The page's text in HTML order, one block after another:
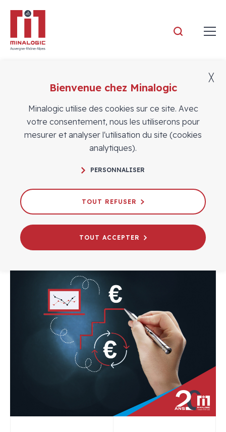
Actualités
une levée de fonds réussie
CROISSANCE INNOVATION
Bienvenue chez Minalogic
Minalogic utilise des cookies sur ce site. Avec
votre consentement, nous les utiliserons pour
mesurer et analyser l'utilisation du site (cookies
analytiques).
PERSONNALISER
TOUT REFUSER
TOUT ACCEPTER
╳